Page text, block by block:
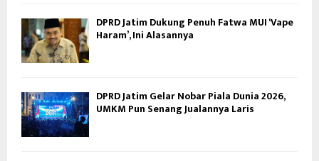
DPRD Jatim Dukung Penuh Fatwa MUI ‘Vape
Haram’, Ini Alasannya
DPRD Jatim Gelar Nobar Piala Dunia 2026,
UMKM Pun Senang Jualannya Laris